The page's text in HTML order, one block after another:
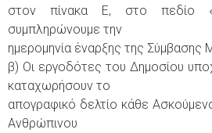
στον πίνακα Ε, στο πεδίο
συμπληρώνουμε την
ημερομηνία έναρξης της Σύμβασης
β) Οι εργοδότες του Δημοσίου
καταχωρήσουν το
απογραφικό δελτίο κάθε
Ανθρώπινου